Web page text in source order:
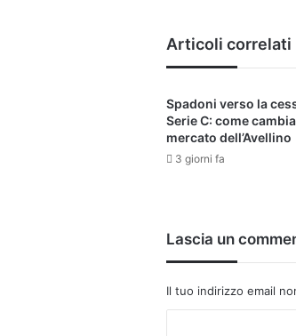
Articoli correlati
Spadoni verso la
Serie C: come
mercato dell’Avellino
3 giorni fa
Lascia un
Il tuo indirizzo email